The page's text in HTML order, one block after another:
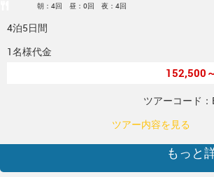
朝：4回 昼：0回 夜：4回
4泊5日間
1名様代金
152,500
ツアーコード
ツアー内容を見る
もっと